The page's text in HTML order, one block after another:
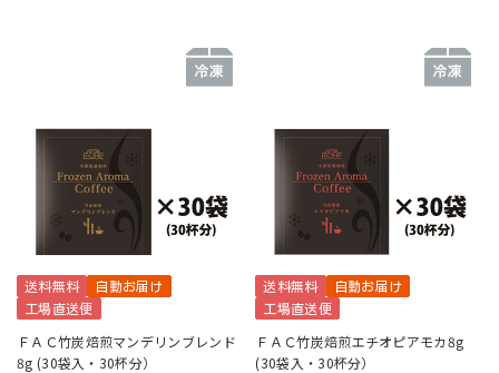
送料無料
自動お届け
工場直送便
ＦＡＣ竹炭焙煎マンデリンブレンド
8g (30袋入・30杯分）
送料無料
自動お届け
工場直送便
ＦＡＣ竹炭焙煎エチオピアモカ8g
(30袋入・30杯分）